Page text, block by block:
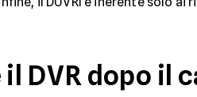
DVR dopo il